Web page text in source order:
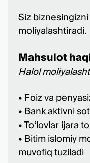
Siz
moliyalashtiradi.
Mahsulot
Halol
• Foiz va
• Bank aktivni
• To‘lovlar ijara
• Bitim islomiy
muvofiq tuziladi